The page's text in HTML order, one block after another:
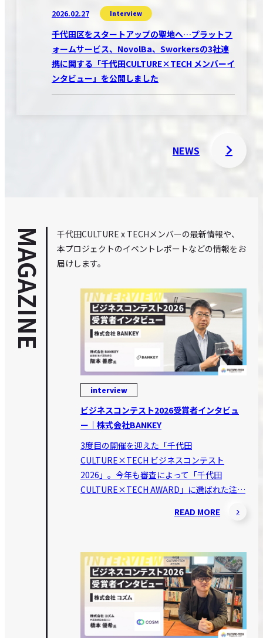
2026.02.27 Interview
千代田区をスタートアップの聖地へ…プラットフ
ォームサービス、NovolBa、Sworkersの3社連
携に関する「千代田CULTURE×TECH メンバーイ
ンタビュー」を公開しました
NEWS
MAGAZINE
千代田CULTURE x TECHメンバーの最新情報や、
本プロジェクトのイベントレポートなどの情報をお
届けします。
interview
ビジネスコンテスト2026受賞者インタビュ
ー｜株式会社BANKEY
3度目の開催を迎えた「千代田
CULTURE×TECH ビジネスコンテスト
2026」。今年も審査によって「千代田
CULTURE×TECH AWARD」に選ばれた注…
READ MORE